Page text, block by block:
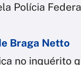
Polícia
Braga Netto
no inquérito